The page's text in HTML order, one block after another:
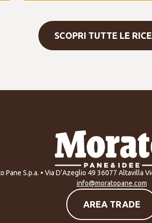
SCOPRI TUTTE LE
Pane S.p.a. • Via D’Azeglio 49 36077 Altavilla
info@moratopane.com
AREA TRADE